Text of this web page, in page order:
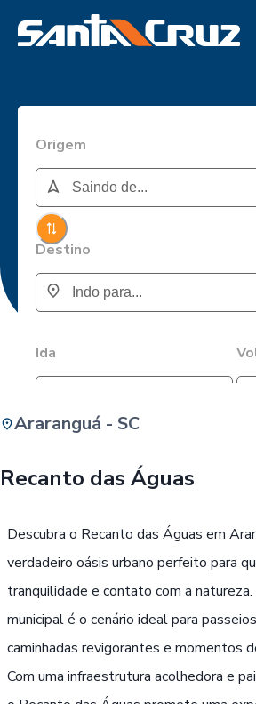
Origem
Destino
Ida
Araranguá - SC
Recanto das Águas
Descubra o Recanto das Águas em
verdadeiro oásis urbano perfeito para
tranquilidade e contato com a
municipal é o cenário ideal para
caminhadas revigorantes e momentos
Com uma infraestrutura acolhedora e